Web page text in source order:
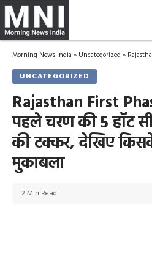
Morning News India » Uncategorized » Rajasthan First
UNCATEGORIZED
Rajasthan First
पहले चरण की 5 हॉट
की टक्कर, देखिए
मुकाबला
2 Min Read